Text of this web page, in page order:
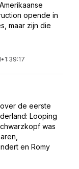
opende in
maar zijn die
• 1:39:17
de eerste
Looping
was
en Romy